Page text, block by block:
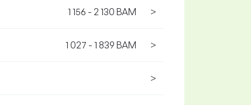
1 156 - 2 130 BAM >
1 027 - 1 839 BAM >
>